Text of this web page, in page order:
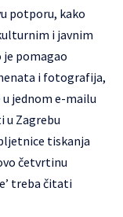
potporu, kako
i javnim
je pomagao
i fotografija,
jednom e-mailu
u Zagrebu
tiskanja
četvrtinu
treba čitati